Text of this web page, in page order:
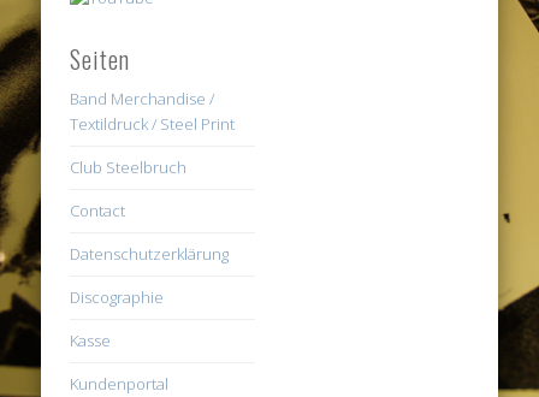
Seiten
Band Merchandise /
Textildruck / Steel Print
Club Steelbruch
Contact
Datenschutzerklärung
Discographie
Kasse
Kundenportal